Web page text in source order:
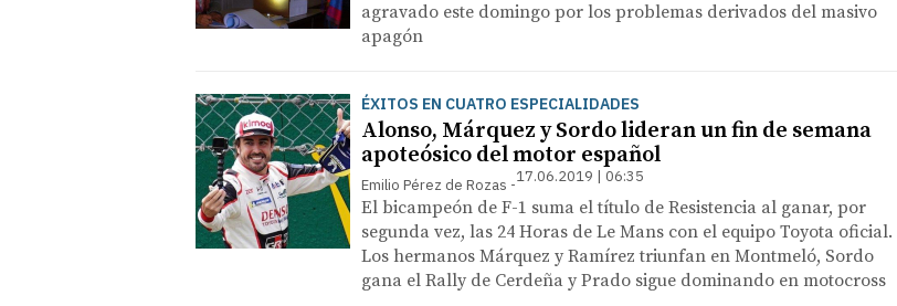
agravado este domingo por los problemas derivados del masivo
apagón
ÉXITOS EN CUATRO ESPECIALIDADES
Alonso, Márquez y Sordo lideran un fin de semana
apoteósico del motor español
Emilio Pérez de Rozas 17.06.2019 | 06:35
El bicampeón de F-1 suma el título de Resistencia al ganar, por
segunda vez, las 24 Horas de Le Mans con el equipo Toyota oficial.
Los hermanos Márquez y Ramírez triunfan en Montmeló, Sordo
gana el Rally de Cerdeña y Prado sigue dominando en motocross